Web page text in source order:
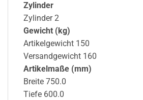
Zylinder
Zylinder 2
Gewicht (kg)
Artikelgewicht 150
Versandgewicht 160
Artikelmaße (mm)
Breite 750.0
Tiefe 600.0